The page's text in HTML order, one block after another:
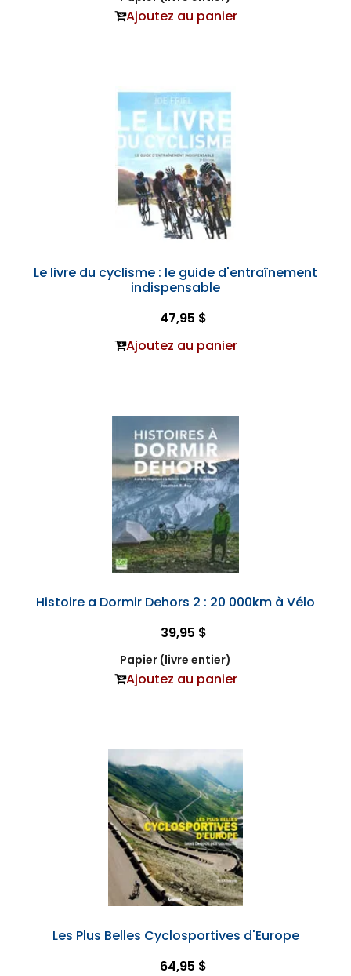
Ajoutez au panier
Le livre du cyclisme : le guide d'entraînement
indispensable
47,95 $
Ajoutez au panier
Histoire a Dormir Dehors 2 : 20 000km à Vélo
39,95 $
Papier (livre entier)
Ajoutez au panier
Les Plus Belles Cyclosportives d'Europe
64,95 $